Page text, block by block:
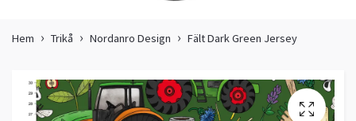
Hem Trikå Nordanro Design Fält Dark Green Jersey